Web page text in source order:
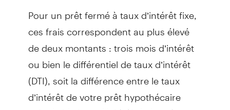
Pour un prêt fermé à taux d’intérêt fixe,
ces frais correspondent au plus élevé
de deux montants : trois mois d’intérêt
ou bien le différentiel de taux d’intérêt
(DTI), soit la différence entre le taux
d’intérêt de votre prêt hypothécaire